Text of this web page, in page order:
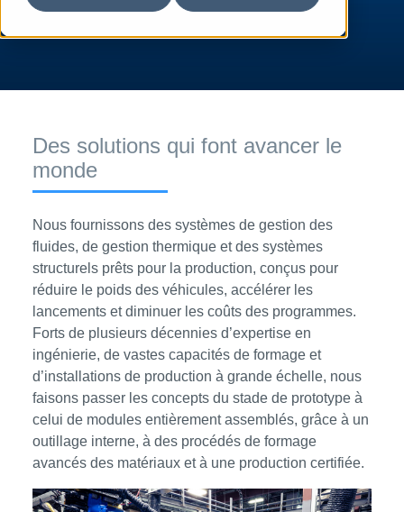
Des solutions qui font avancer le
monde
Nous fournissons des systèmes de gestion des
fluides, de gestion thermique et des systèmes
structurels prêts pour la production, conçus pour
réduire le poids des véhicules, accélérer les
lancements et diminuer les coûts des programmes.
Forts de plusieurs décennies d’expertise en
ingénierie, de vastes capacités de formage et
d’installations de production à grande échelle, nous
faisons passer les concepts du stade de prototype à
celui de modules entièrement assemblés, grâce à un
outillage interne, à des procédés de formage
avancés des matériaux et à une production certifiée.